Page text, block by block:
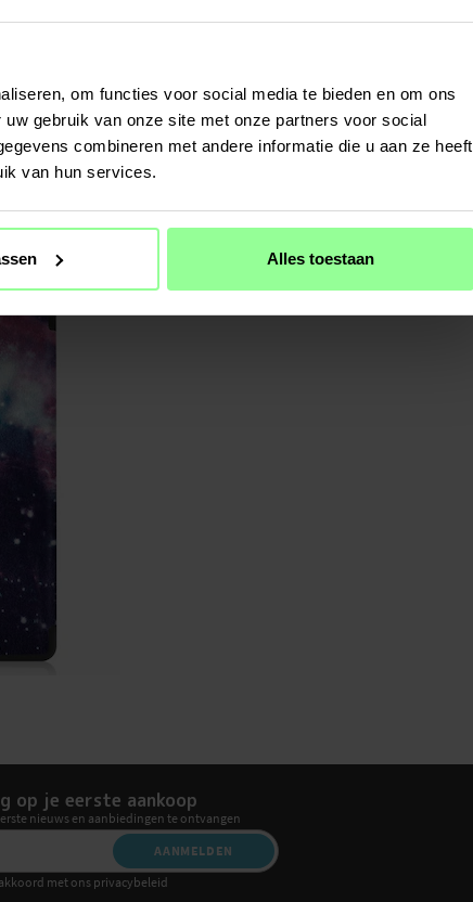
om functies voor social media te bieden en om ons
gebruik van onze site met onze partners voor social
combineren met andere informatie die u aan ze heeft
van hun services.
Alles toestaan
op je eerste aankoop
nieuws en aanbiedingen te ontvangen
AANMELDEN
met ons privacybeleid